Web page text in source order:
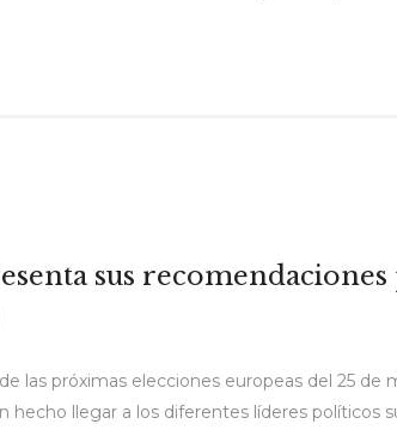
sus
las próximas elecciones europeas del 25
hecho llegar a los diferentes líderes